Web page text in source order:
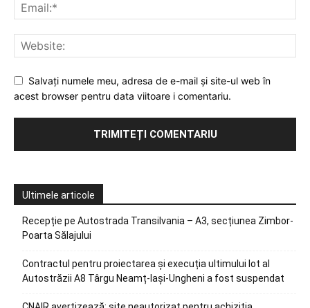
Salvați numele meu, adresa de e-mail și site-ul web în
acest browser pentru data viitoare i comentariu.
Ultimele articole
Recepție pe Autostrada Transilvania – A3, secțiunea Zimbor-
Poarta Sălajului
Contractul pentru proiectarea și execuția ultimului lot al
Autostrăzii A8 Târgu Neamț-Iași-Ungheni a fost suspendat